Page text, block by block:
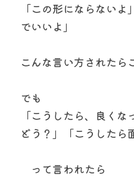
「この形にならない
でいいよ」
こんな言い方されたら
でも
「こうしたら、良く
どう？」「こうしたら
って言われたら